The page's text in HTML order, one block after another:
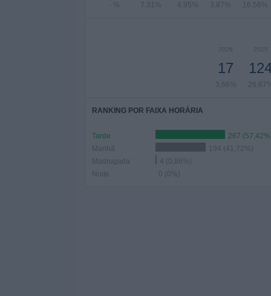
- % 7,31% 4,95% 3,87% 16,56%
2026
17
3,66%
2025
26,67%
RANKING POR FAIXA HORÁRIA
Tarde
267
Manhã
194 (41,72%)
Madrugada
4 (0,86%)
Noite
0 (0%)